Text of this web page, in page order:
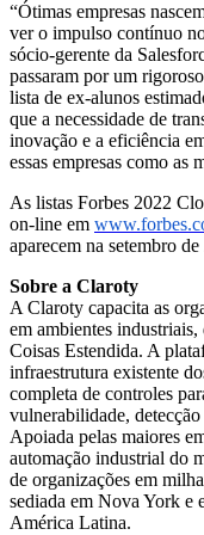
“Ótimas empresas
ver o impulso contínuo
sócio-gerente da
passaram por um
lista de ex-alunos
que a necessidade de
inovação e a eficiência
essas empresas como as
As listas Forbes 2022
on-line em
aparecem na setembro
Sobre a Claroty
A Claroty capacita as
em ambientes
Coisas Estendida. A
infraestrutura existente
completa de controles
vulnerabilidade, detecção
Apoiada pelas maiores
automação industrial do
de organizações em
sediada em Nova York e
América Latina.